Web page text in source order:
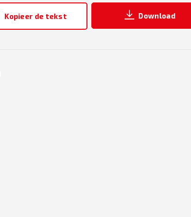
Kopieer de tekst Download